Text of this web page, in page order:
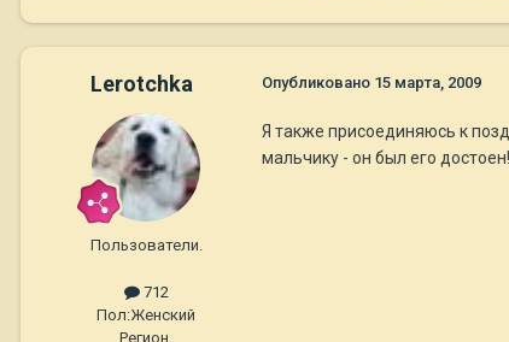
Lerotchka
Пользователи.
712
Пол:Женский
Регион,
Опубликовано 15 марта, 2009
Я также присоединяюсь к
мальчику - он был его